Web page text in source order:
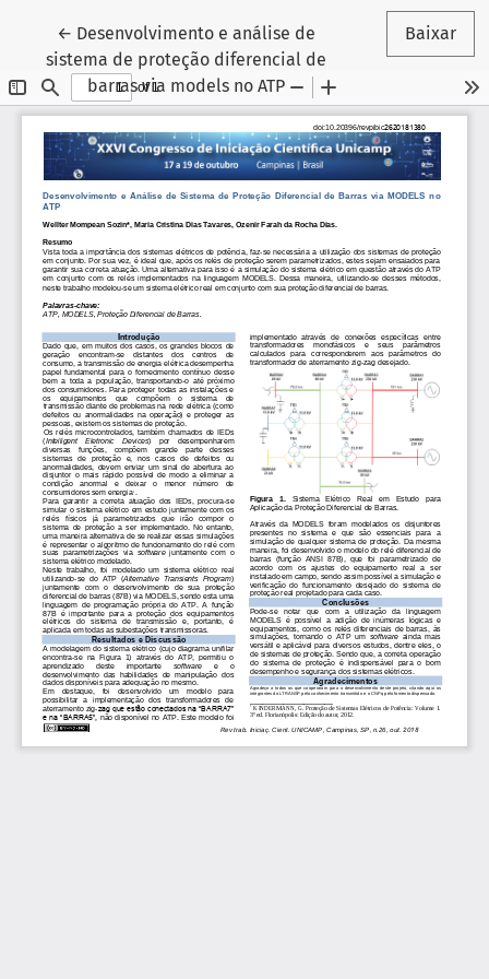
← Voltar aos Detalhes do Artigo
Desenvolvimento e análise de
sistema de proteção diferencial de
barras via models no ATP
Baixar